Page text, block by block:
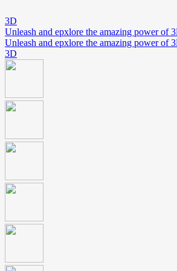
3D
Unleash and epxlore the amazing power of
Unleash and epxlore the amazing power of
3D